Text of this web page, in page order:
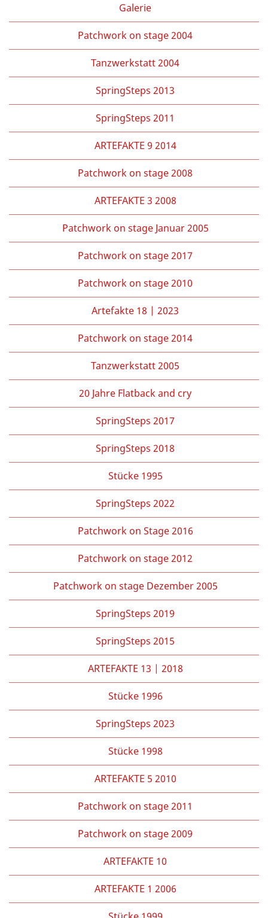
Galerie
Patchwork on stage 2004
Tanzwerkstatt 2004
SpringSteps 2013
SpringSteps 2011
ARTEFAKTE 9 2014
Patchwork on stage 2008
ARTEFAKTE 3 2008
Patchwork on stage Januar 2005
Patchwork on stage 2017
Patchwork on stage 2010
Artefakte 18 | 2023
Patchwork on stage 2014
Tanzwerkstatt 2005
20 Jahre Flatback and cry
SpringSteps 2017
SpringSteps 2018
Stücke 1995
SpringSteps 2022
Patchwork on Stage 2016
Patchwork on stage 2012
Patchwork on stage Dezember 2005
SpringSteps 2019
SpringSteps 2015
ARTEFAKTE 13 | 2018
Stücke 1996
SpringSteps 2023
Stücke 1998
ARTEFAKTE 5 2010
Patchwork on stage 2011
Patchwork on stage 2009
ARTEFAKTE 10
ARTEFAKTE 1 2006